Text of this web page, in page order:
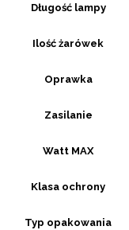
Długość lampy
Ilość żarówek
Oprawka
Zasilanie
Watt MAX
Klasa ochrony
Typ opakowania